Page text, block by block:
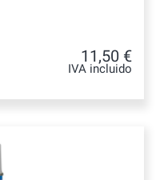
11,50 €
IVA incluido